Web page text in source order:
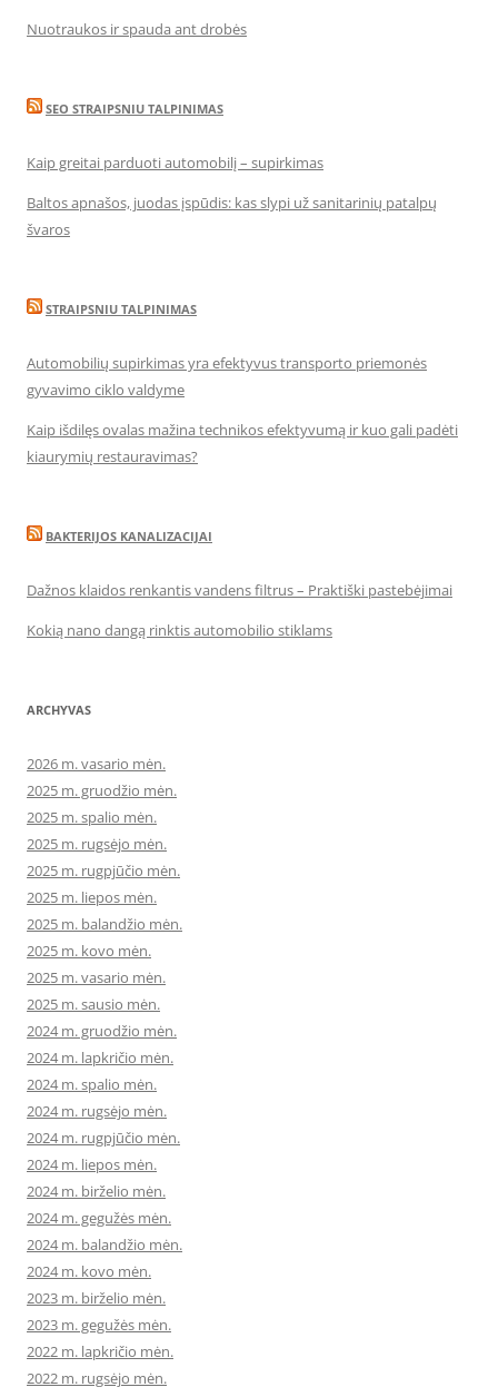
Nuotraukos ir spauda ant drobės
SEO STRAIPSNIU TALPINIMAS
Kaip greitai parduoti automobilį – supirkimas
Baltos apnašos, juodas įspūdis: kas slypi už sanitarinių patalpų
švaros
STRAIPSNIU TALPINIMAS
Automobilių supirkimas yra efektyvus transporto priemonės
gyvavimo ciklo valdyme
Kaip išdilęs ovalas mažina technikos efektyvumą ir kuo gali padėti
kiaurymių restauravimas?
BAKTERIJOS KANALIZACIJAI
Dažnos klaidos renkantis vandens filtrus – Praktiški pastebėjimai
Kokią nano dangą rinktis automobilio stiklams
ARCHYVAS
2026 m. vasario mėn.
2025 m. gruodžio mėn.
2025 m. spalio mėn.
2025 m. rugsėjo mėn.
2025 m. rugpjūčio mėn.
2025 m. liepos mėn.
2025 m. balandžio mėn.
2025 m. kovo mėn.
2025 m. vasario mėn.
2025 m. sausio mėn.
2024 m. gruodžio mėn.
2024 m. lapkričio mėn.
2024 m. spalio mėn.
2024 m. rugsėjo mėn.
2024 m. rugpjūčio mėn.
2024 m. liepos mėn.
2024 m. birželio mėn.
2024 m. gegužės mėn.
2024 m. balandžio mėn.
2024 m. kovo mėn.
2023 m. birželio mėn.
2023 m. gegužės mėn.
2022 m. lapkričio mėn.
2022 m. rugsėjo mėn.